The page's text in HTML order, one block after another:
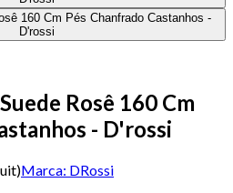
Rosê 160 Cm
- D'rossi
)Marca: DRossi